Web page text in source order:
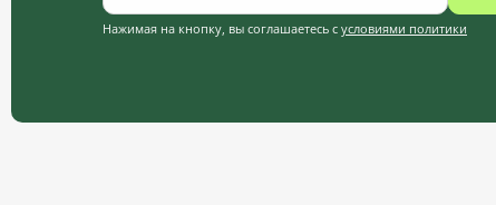
Нажимая на кнопку, вы соглашаетесь с условиями политики